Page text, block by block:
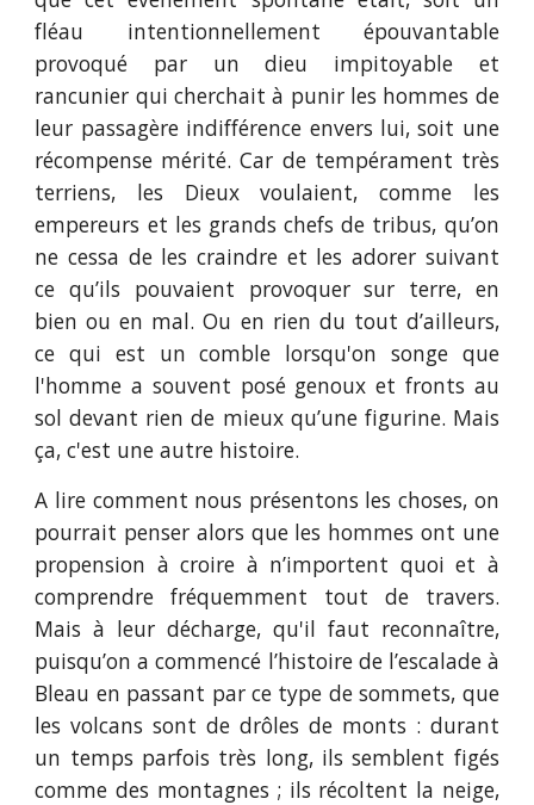
fléau intentionnellement épouvantable
provoqué par un dieu impitoyable et
rancunier qui cherchait à punir les hommes de
leur passagère indifférence envers lui, soit une
récompense mérité. Car de tempérament très
terriens, les Dieux voulaient, comme les
empereurs et les grands chefs de tribus, qu’on
ne cessa de les craindre et les adorer suivant
ce qu’ils pouvaient provoquer sur terre, en
bien ou en mal. Ou en rien du tout d’ailleurs,
ce qui est un comble lorsqu'on songe que
l'homme a souvent posé genoux et fronts au
sol devant rien de mieux qu’une figurine. Mais
ça, c'est une autre histoire.
A lire comment nous présentons les choses, on
pourrait penser alors que les hommes ont une
propension à croire à n’importent quoi et à
comprendre fréquemment tout de travers.
Mais à leur décharge, qu'il faut reconnaître,
puisqu’on a commencé l’histoire de l’escalade à
Bleau en passant par ce type de sommets, que
les volcans sont de drôles de monts : durant
un temps parfois très long, ils semblent figés
comme des montagnes ; ils récoltent la neige,